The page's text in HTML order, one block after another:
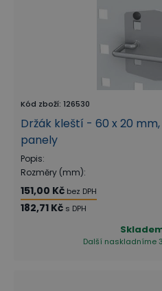
Kód zboží: 126530
Držák kleští - 60 x 20 mm,
panely
Popis:
Rozměry (mm):
151,00 Kč bez DPH
182,71 Kč s DPH
Další naskladníme